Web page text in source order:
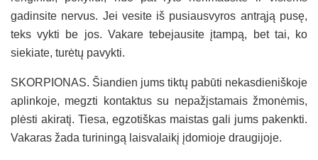
gadinsite nervus. Jei vesite iš pusiausvyros antrąją pusę,
teks vykti be jos. Vakare tebejausite įtampą, bet tai, ko
siekiate, turėtų pavykti.
SKORPIONAS. Šiandien jums tiktų pabūti nekasdieniškoje
aplinkoje, megzti kontaktus su nepažįstamais žmonėmis,
plėsti akiratį. Tiesa, egzotiškas maistas gali jums pakenkti.
Vakaras žada turiningą laisvalaikį įdomioje draugijoje.